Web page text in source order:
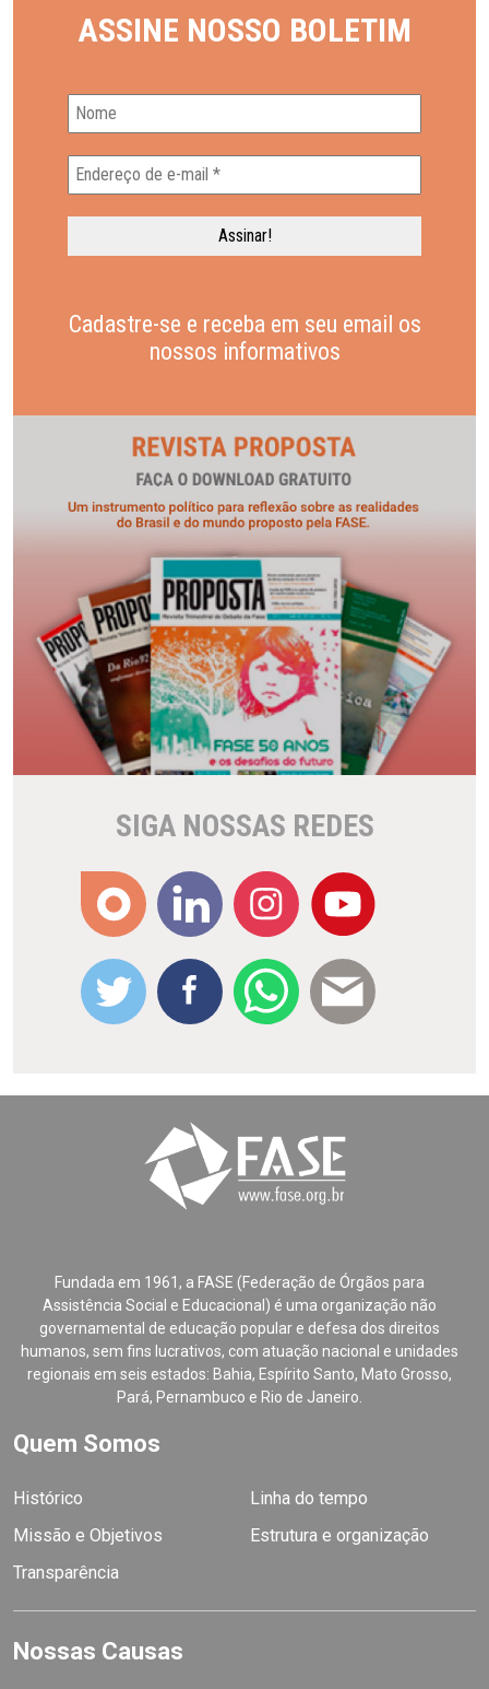
ASSINE NOSSO BOLETIM
Cadastre-se e receba em seu email os
nossos informativos
SIGA NOSSAS REDES
Fundada em 1961, a FASE (Federação de Órgãos para
Assistência Social e Educacional) é uma organização não
governamental de educação popular e defesa dos direitos
humanos, sem fins lucrativos, com atuação nacional e unidades
regionais em seis estados: Bahia, Espírito Santo, Mato Grosso,
Pará, Pernambuco e Rio de Janeiro.
Quem Somos
Histórico
Linha do tempo
Missão e Objetivos
Estrutura e organização
Transparência
Nossas Causas